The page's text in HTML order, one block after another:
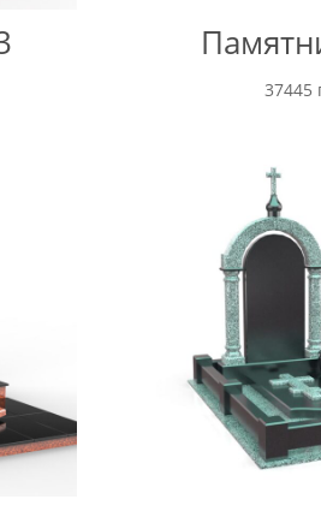
37445